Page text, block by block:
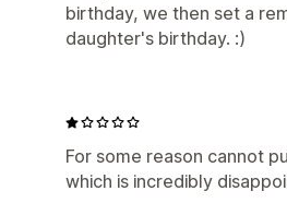
birthday, we then set a
daughter's birthday. :)
For some reason cannot
which is incredibly